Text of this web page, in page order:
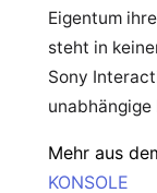
Eigentum
steht in
Sony
Mehr aus
KONSOLE